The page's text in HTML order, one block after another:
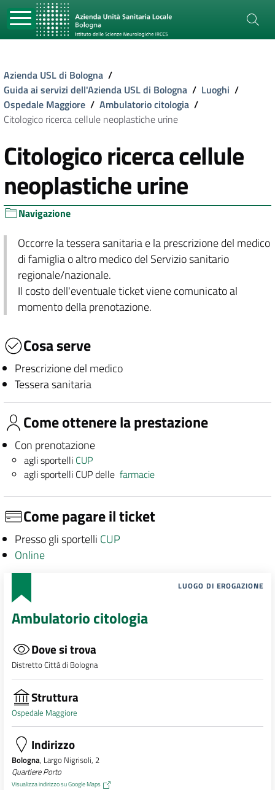
Azienda USL di Bologna /
Guida ai servizi dell'Azienda USL di Bologna / Luoghi /
Ospedale Maggiore / Ambulatorio citologia /
Citologico ricerca cellule neoplastiche urine
Citologico ricerca cellule
neoplastiche urine
Navigazione
Occorre la tessera sanitaria e la prescrizione del medico
di famiglia o altro medico del Servizio sanitario
regionale/nazionale.
Il costo dell'eventuale ticket viene comunicato al
momento della prenotazione.
Cosa serve
Prescrizione del medico
Tessera sanitaria
Come ottenere la prestazione
Con prenotazione
agli sportelli CUP
agli sportelli CUP dellefarmacie
Come pagare il ticket
Presso gli sportelli CUP
Online
LUOGO DI EROGAZIONE
Ambulatorio citologia
Dove si trova
Distretto Città di Bologna
Struttura
Ospedale Maggiore
Indirizzo
Bologna, Largo Nigrisoli, 2
Quartiere Porto
Visualizza indirizzo su Google Maps